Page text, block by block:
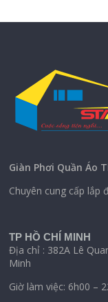
Giàn Phơi Quần Áo
Chuyên cung cấp lắp
TP HỒ CHÍ MINH
Địa chỉ : 382A Lê
Minh
Giờ làm việc: 6h00 –